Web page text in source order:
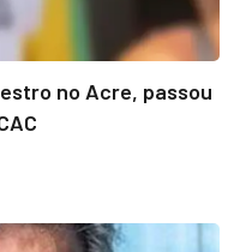
no Acre, passou